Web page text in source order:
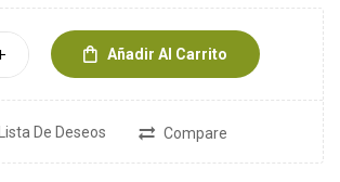
Añadir Al Carrito
De Deseos Compare